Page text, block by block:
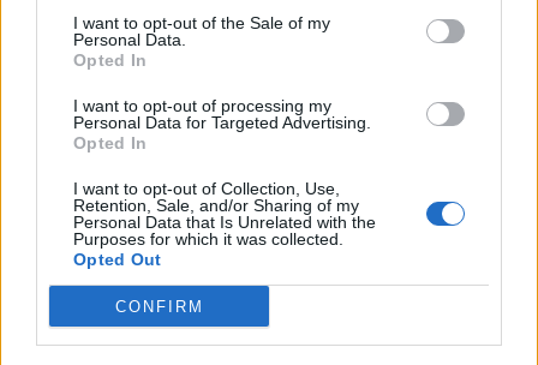
I want to opt-out of the Sale of my
Personal Data.
Opted In
I want to opt-out of processing my
Personal Data for Targeted Advertising.
Opted In
I want to opt-out of Collection, Use,
Retention, Sale, and/or Sharing of my
Personal Data that Is Unrelated with the
Purposes for which it was collected.
Opted Out
CONFIRM
Bosz wil niets weten van Oranje: PSV-trainer
kapt interview abrupt af
League? PSV en Feyenoord weten dan hun
tegenstanders
Zo verliep de carrière van Armando Obispo bij
PSV
Ajax en PSV strijden om Braziliaans talent met
afkoopclausule van 80 miljoen
Joey Veerman verkoopt woning in Eindhoven